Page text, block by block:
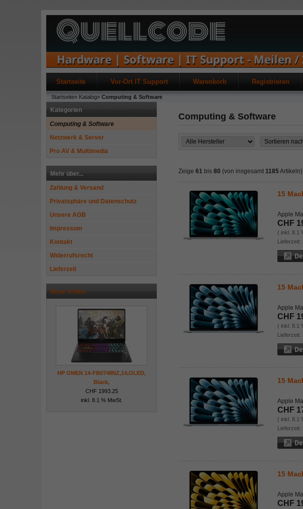
Startseite Vor-Ort IT Support Warenkorb Registrieren
Startseite» Katalog» Computing & Software
Kategorien
Computing & Software
Netzwerk & Server
Pro AV & Multimedia
Mehr über...
Zahlung & Versand
Privatsphäre und Datenschutz
Unsere AGB
Impressum
Kontakt
Widerrufsrecht
Lieferzeit
Neue Artikel
HP OMEN 14-FB0748NZ,14,OLED,
Black,
CHF 1993.25
inkl. 8.1 % MwSt.
Computing & Software
Zeige 61 bis 80 (von insgesamt 1185Artikeln)
15
Apple
CHF
( inkl. 8.1
Lieferzeit:
15
Apple
CHF
( inkl. 8.1
Lieferzeit:
15
Apple
CHF
( inkl. 8.1
Lieferzeit:
15
Apple
CHF